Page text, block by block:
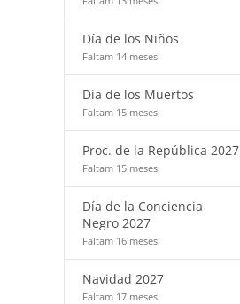
Día de los Niños
Faltam 14 meses
Día de los Muertos
Faltam 15 meses
Proc. de la República 2027
Faltam 15 meses
Día de la Conciencia
Negro 2027
Faltam 16 meses
Navidad 2027
Faltam 17 meses